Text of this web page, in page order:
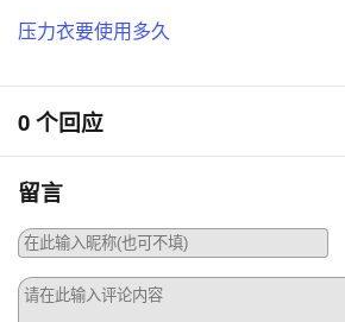
压力衣要使用多久
0 个回应
留言